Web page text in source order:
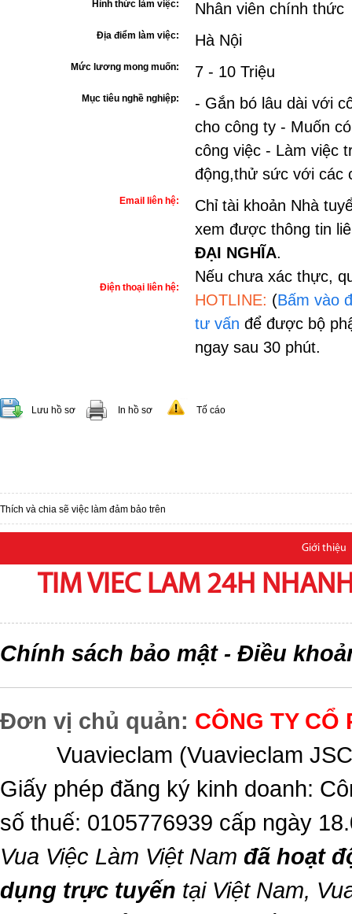
Hình thức làm việc: Nhân viên chính thức
Địa điểm làm việc: Hà Nội
Mức lương mong muốn: 7 - 10 Triệu
Mục tiêu nghề nghiệp:
- Gắn bó lâu dài với
cho công ty - Muốn
công việc - Làm việc
động,thử sức với các
Email liên hệ:
Chỉ tài khoản Nhà
xem được thông tin
ĐẠI NGHĨA.
Nếu chưa xác thực,
HOTLINE: (Bấm vào
tư vấn để được bộ
ngay sau 30 phút.
Điện thoại liên hệ:
Lưu hồ sơ In hồ sơ Tố cáo
Thích và chia sẽ việc làm đảm bảo trên
Giới thiệu
TIM VIEC LAM 24H
Chính sách bảo mật- Điều
Đơn vị chủ quản: CÔNG TY CỔ
Vuavieclam (Vuavieclam
Giấy phép đăng ký kinh doanh:
số thuế: 0105776939 cấp ngày
Vua Việc Làm Việt Nam đã hoạt
dụng trực tuyến tại Việt Nam,